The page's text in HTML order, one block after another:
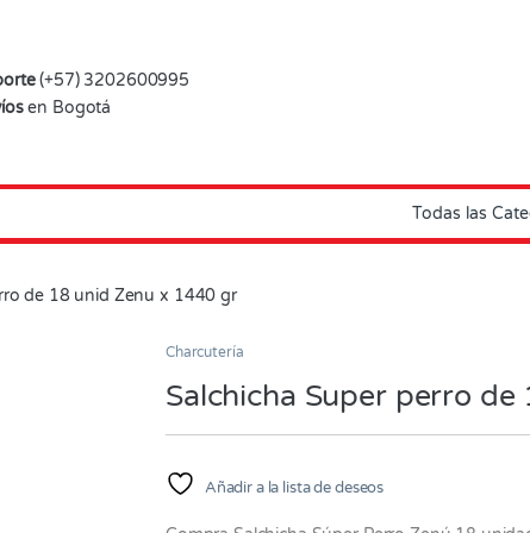
(+57) 3202600995
en Bogotá
de 18 unid Zenu x 1440 gr
Charcutería
Salchicha Super perro
Añadir a la lista de deseos